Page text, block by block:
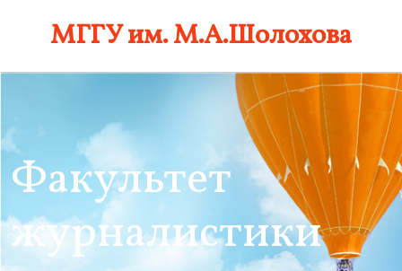
МГГУ им. М.А.Шолохова
Факультет
журналистики